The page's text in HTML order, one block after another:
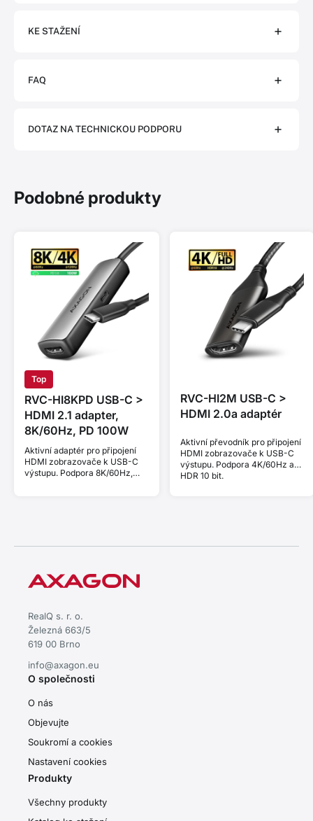
KE STAŽENÍ
FAQ
DOTAZ NA TECHNICKOU PODPORU
Podobné produkty
Top
RVC-HI8KPD USB-C >
HDMI 2.1 adapter,
8K/60Hz, PD 100W
Aktivní adaptér pro připojení
HDMI zobrazovače k USB-C
výstupu. Podpora 8K/60Hz,
RVC-HI2M USB-C >
HDMI 2.0a adaptér
Aktivní převodník pro připojení
HDMI zobrazovače k USB-C
výstupu. Podpora 4K/60Hz a
HDR 10 bit.
RealQ s. r. o.
Železná 663/5
619 00 Brno
info@axagon.eu
O společnosti
O nás
Objevujte
Soukromí a cookies
Nastavení cookies
Produkty
Všechny produkty